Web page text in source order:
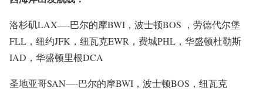
洛杉矶LAX—-巴尔的摩BWI，波士顿BOS ，劳德代尔堡
FLL，纽约JFK，纽瓦克EWR，费城PHL，华盛顿杜勒斯
IAD，华盛顿里根DCA
圣地亚哥SAN—-巴尔的摩BWI，波士顿BOS，纽瓦克